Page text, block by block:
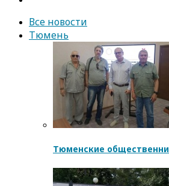
Все новости
Тюмень
Тюменские